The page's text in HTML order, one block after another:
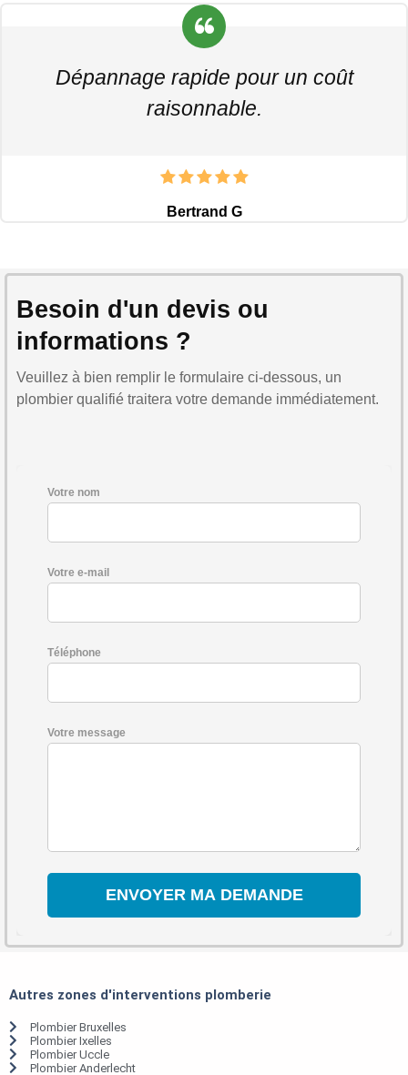
Dépannage rapide pour un coût
raisonnable.
Bertrand G
Besoin d'un devis ou
informations ?
Veuillez à bien remplir le formulaire ci-dessous, un
plombier qualifié traitera votre demande immédiatement.
Votre nom
Votre e-mail
Téléphone
Votre message
Autres zones d'interventions plomberie
Plombier Bruxelles
Plombier Ixelles
Plombier Uccle
Plombier Anderlecht